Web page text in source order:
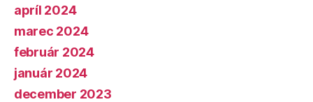
apríl 2024
marec 2024
február 2024
január 2024
december 2023